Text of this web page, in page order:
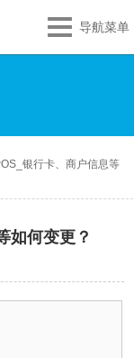
导航菜单
银行卡、商户信息等
如何变更？